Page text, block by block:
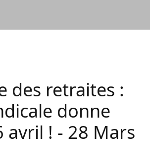
des retraites :
donne
avril ! - 28 Mars